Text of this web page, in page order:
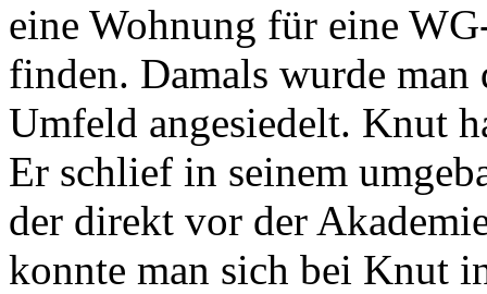
eine Wohnung für eine
finden. Damals wurde
Umfeld angesiedelt. Knut
Er schlief in seinem
der direkt vor der
konnte man sich bei Knut